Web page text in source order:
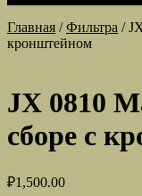
Главная /Фильтра /
кронштейном
JX 0810
сборе с
₽1,500.00